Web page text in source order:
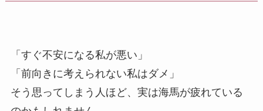
「すぐ不安になる私が悪い」
「前向きに考えられない私はダメ」
そう思ってしまう人ほど、実は海馬が疲れている